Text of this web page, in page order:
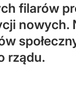
filarów
nowych.
rządu.